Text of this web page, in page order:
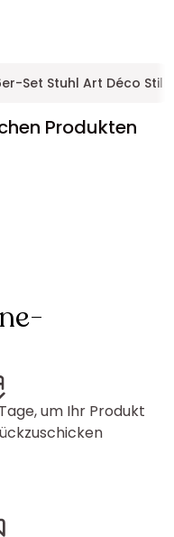
Set Stuhl Art Déco Stil
Produkten
um Ihr Produkt